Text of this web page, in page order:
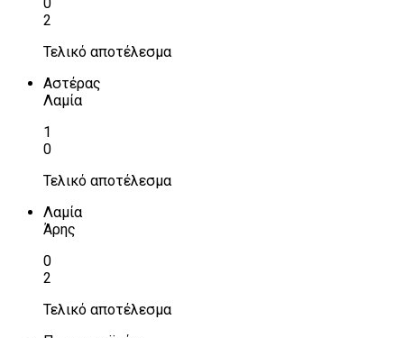
2
Τελικό αποτέλεσμα
Αστέρας
Λαμία
1
0
Τελικό αποτέλεσμα
Λαμία
Άρης
0
2
Τελικό αποτέλεσμα